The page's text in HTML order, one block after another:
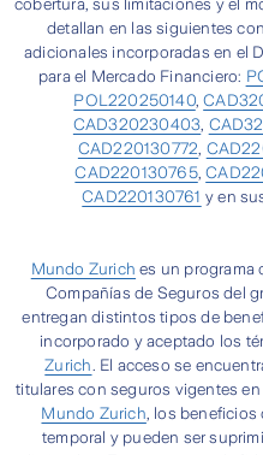
cobertura, sus limitaciones y el
detallan en las siguientes
adicionales incorporadas en el
para el Mercado Financiero:
POL220250140,
CAD320230403,
CAD220130772,
CAD220130765,
CAD220130761 y en
Mundo Zurich es un programa
Compañías de Seguros del
entregan distintos tipos de
incorporado y aceptado los
Zurich. El acceso se
titulares con seguros vigentes
Mundo Zurich, los beneficios
temporal y pueden ser